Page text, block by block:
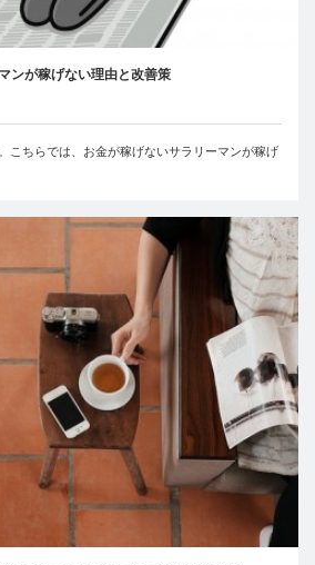
ンが稼げない理由と改善策
こちらでは、お金が稼げないサラリーマンが稼げ